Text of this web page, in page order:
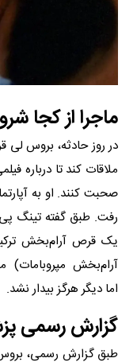
ماجرا از کجا
در روز حادثه، بروس لی
صحبت کنند. او به
رفت. طبق گفته تینگ
آرام‌بخش مپروبامات)
اما دیگر هرگز بیدار نشد.
گزارش رسمی
طبق گزارش رسمی،